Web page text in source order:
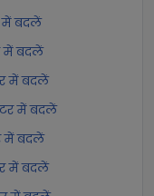
में बदलें
में बदलें
में बदलें
में बदलें
में बदलें
में बदलें